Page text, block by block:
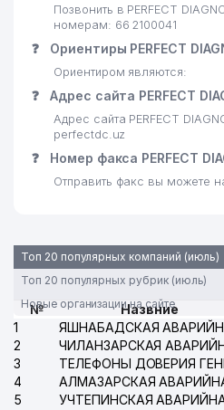
Позвонить в PERFECT
номерам: 66 2100041
❓ Ориентиры PERFECT
Ориентиром являются:
❓ Адрес сайта PERFECT
Адрес сайта PERFECT
perfectdc.uz
❓ Номер факса PERFECT
Отправить факс вы можете
Топ 20 популярных компаний (июль)
Топ 20 популярных рубрик (июль)
Новые организации на сайте
№
Назвние
1
2
3
4
5